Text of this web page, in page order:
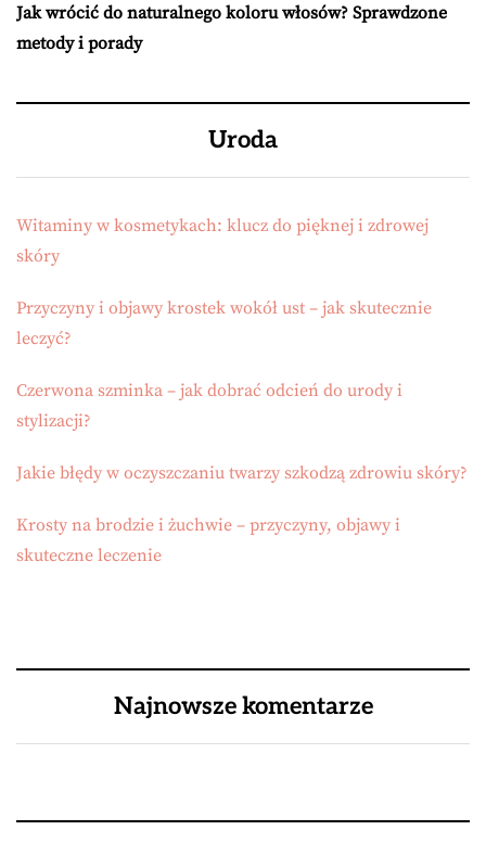
Jak wrócić do naturalnego koloru włosów? Sprawdzone
metody i porady
Uroda
Witaminy w kosmetykach: klucz do pięknej i zdrowej
skóry
Przyczyny i objawy krostek wokół ust – jak skutecznie
leczyć?
Czerwona szminka – jak dobrać odcień do urody i
stylizacji?
Jakie błędy w oczyszczaniu twarzy szkodzą zdrowiu skóry?
Krosty na brodzie i żuchwie – przyczyny, objawy i
skuteczne leczenie
Najnowsze komentarze